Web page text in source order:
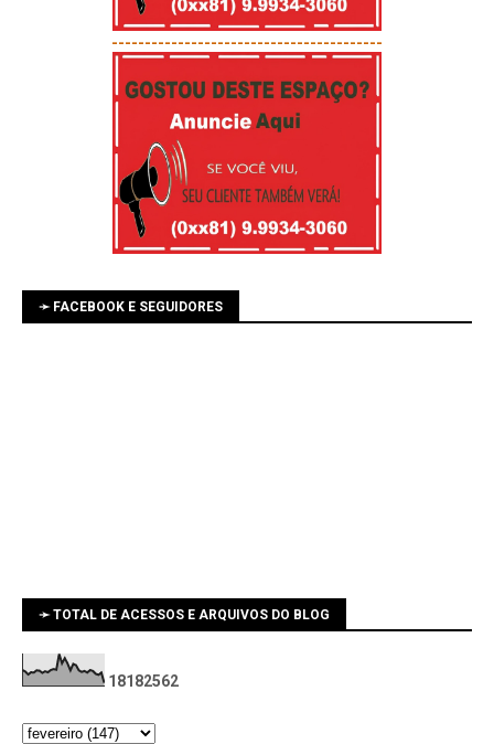
-----------------------------------------
➛ FACEBOOK E SEGUIDORES
➛ TOTAL DE ACESSOS E ARQUIVOS DO BLOG
18182562